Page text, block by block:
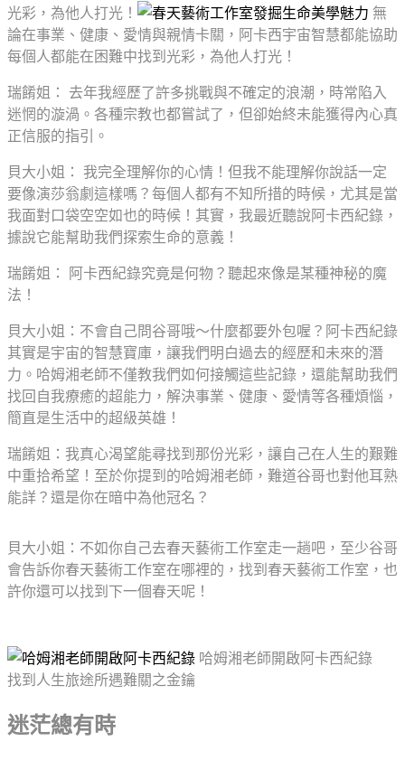
光彩，為他人打光！
無
論在事業、健康、愛情與親情卡關，阿卡西宇宙智慧都能協助
每個人都能在困難中找到光彩，為他人打光！
瑞餚姐： 去年我經歷了許多挑戰與不確定的浪潮，時常陷入
迷惘的漩渦。各種宗教也都嘗試了，但卻始終未能獲得內心真
正信服的指引。
貝大小姐： 我完全理解你的心情！但我不能理解你說話一定
要像演莎翁劇這樣嗎？每個人都有不知所措的時候，尤其是當
我面對口袋空空如也的時候！其實，我最近聽說阿卡西紀錄，
據說它能幫助我們探索生命的意義！
瑞餚姐： 阿卡西紀錄究竟是何物？聽起來像是某種神秘的魔
法！
貝大小姐：不會自己問谷哥哦～什麼都要外包喔？阿卡西紀錄
其實是宇宙的智慧寶庫，讓我們明白過去的經歷和未來的潛
力。哈姆湘老師不僅教我們如何接觸這些記錄，還能幫助我們
找回自我療癒的超能力，解決事業、健康、愛情等各種煩惱，
簡直是生活中的超級英雄！
瑞餚姐：我真心渴望能尋找到那份光彩，讓自己在人生的艱難
中重拾希望！至於你提到的哈姆湘老師，難道谷哥也對他耳熟
能詳？還是你在暗中為他冠名？
貝大小姐：不如你自己去春天藝術工作室走一趟吧，至少谷哥
會告訴你春天藝術工作室在哪裡的，找到春天藝術工作室，也
許你還可以找到下一個春天呢！
哈姆湘老師開啟阿卡西紀錄
找到人生旅途所遇難關之金鑰
迷茫總有時